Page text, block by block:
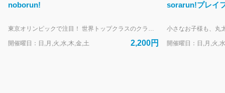
noborun!
東京オリンピックで注目！ 世界トップクラスのクライミングメーカーが開発した、エンターテインメントアクティビティーでワクワクの体験を！ 遊んでいるうちに自然とクライミングと戦略性が身につく。 体と頭を使って攻略していこう！ 《料金》 ・¥2,200-/人 《付添に関して》 ・中学生から1名でのご利用が可能です。 ・未就学 / 小学生のお子様には、同額料金¥2,200-での保護者の付添が必要となります。 ・保護者1名に対してのお子様の人数制限は設けておりません。1グループに1名様は付添をお願いいたします。 ※お子様の安全を確認できる人数での付添をお願いいたします。 ※保護者の定義は16歳且つ高校生以上となります。 《利用時間》 ・90分 《参加制限》 ・体重17㎏〜120㎏ ※小学6年生までのお子様には、保護者1名様以上の同額料金の参加が必要です。 保護者も人数に含んだご予約をお願いします。
開催曜日：日,月,火,水,木,金,土 2,200円
sorarun!プレイ
開催曜日：日,月,火,